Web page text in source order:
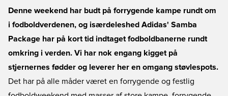
Denne weekend har budt på forrygende kampe rundt om
i fodboldverdenen, og isærdeleshed Adidas' Samba
Package har på kort tid indtaget fodboldbanerne rundt
omkring i verden. Vi har nok engang kigget på
stjernernes fødder og leverer her en omgang støvlespots.
Det har på alle måder været en forrygende og festlig